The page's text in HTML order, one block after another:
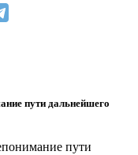
пути дальнейшего
пути